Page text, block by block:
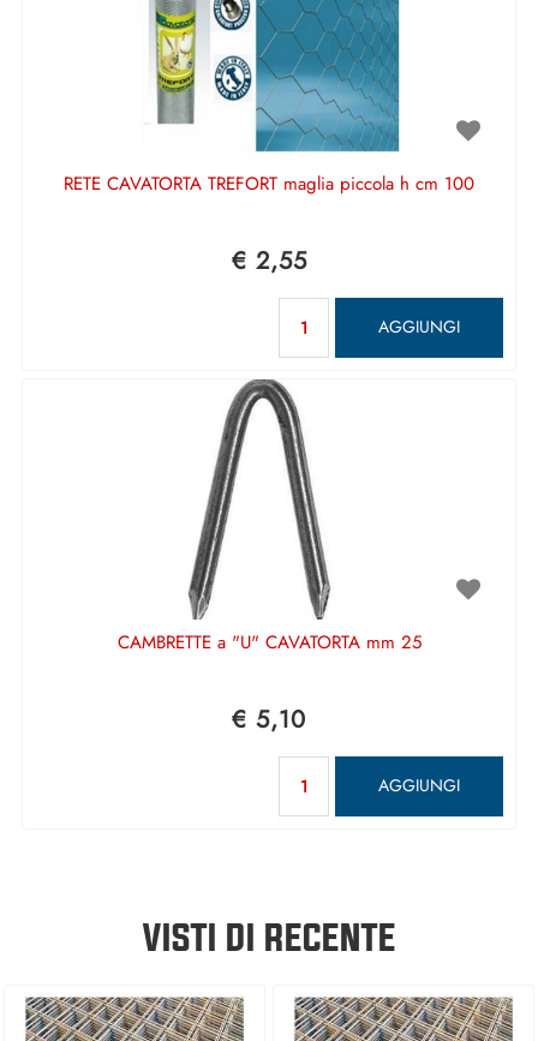
RETE CAVATORTA TREFORT maglia piccola h cm 100
€ 2,55
AGGIUNGI
CAMBRETTE a "U" CAVATORTA mm 25
€ 5,10
AGGIUNGI
VISTI DI RECENTE